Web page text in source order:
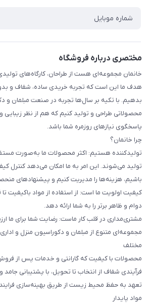
مختصری درباره فروشگاه
خانمان مجموعه‌ای هست از طراحان، کارگاه‌های
هدف ما این است که تجربه خریدی ساده، شفاف و
بدهیم. با تکیه بر سال‌ها تجربه در صنعت مبلمان و
محصولاتی طراحی و تولید کنیم که هم از نظر زیبایی
پاسخگوی نیازهای روزمره شما باشد.
چرا خانمان؟
تولیدکننده هستیم: اکثر محصولات ما به‌صورت
تولید می‌شوند. این امر به ما امکان می‌دهد کنترل
باشیم، هزینه‌ها را مدیریت کنیم و پیشنهادهای
کیفیت اولویت ما است: از استفاده از مواد باکیفیت تا
دوام و ظاهر برتر را به شما ارائه دهد.
مشتری‌مداری در قلب کار ماست: رضایت شما برای ما
مجموعه‌ای متنوع از مبلمان و دکوراسیون منزل و
مختلف
محصولات با کیفیت که گارانتی و خدمات پس از
فرآیندی شفاف از انتخاب تا تحویل، با پشتیبانی جامد
تعهد به حفظ محیط زیست از طریق بهینه‌سازی
مواد پایدار